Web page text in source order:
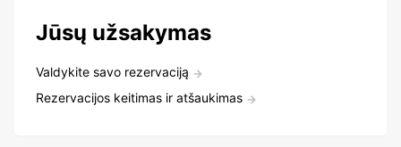
Jūsų užsakymas
Valdykite savo rezervaciją
Rezervacijos keitimas ir atšaukimas